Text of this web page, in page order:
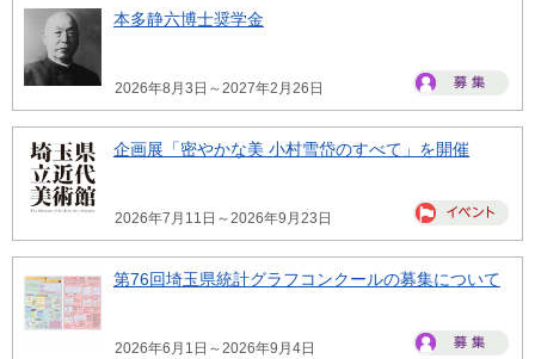
本多静六博士奨学金
2026年8月3日～2027年2月26日
企画展「密やかな美 小村雪岱のすべて」を開催
2026年7月11日～2026年9月23日
第76回埼玉県統計グラフコンクールの募集について
2026年6月1日～2026年9月4日